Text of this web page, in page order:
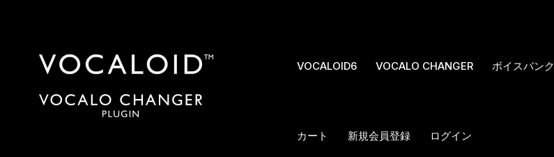
VOCALOID6 VOCALO CHANGER ボイスバンク
カート 新規会員登録 ログイン